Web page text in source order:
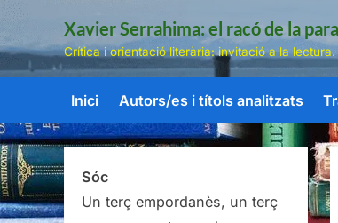
Skip
content
Xavier Serrahima: el racó de la
Crítica i orientació literària: invitació a la lectura.
Inici Autors/es i títols analitzats
Sóc
Un terç empordanès, un terç